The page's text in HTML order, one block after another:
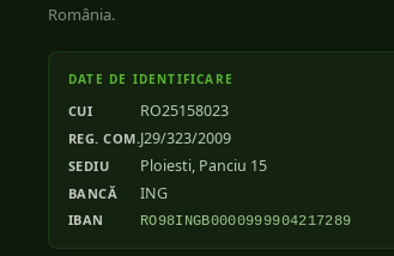
România.
DATE DE IDENTIFICARE
CUI RO25158023
REG. COM.J29/323/2009
SEDIU Ploiesti, Panciu 15
BANCĂ ING
IBAN RO98INGB0000999904217289